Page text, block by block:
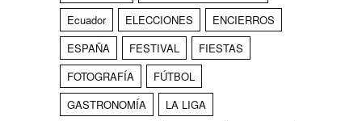
Ecuador
ELECCIONES
ENCIERROS
ESPAÑA
FESTIVAL
FIESTAS
FOTOGRAFÍA
FÚTBOL
GASTRONOMÍA
LA LIGA